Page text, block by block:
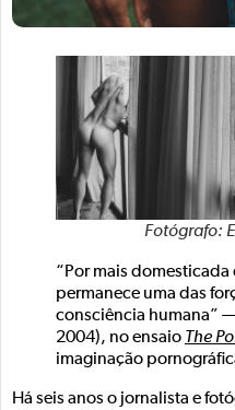
Fotógrafo:
“Por mais
permanece uma das
consciência humana”
2004), no ensaio The
imaginação
Há seis anos o jornalista e